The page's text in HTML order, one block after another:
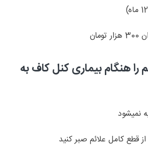
را هنگام بیماری کنل کاف به
نمیشود